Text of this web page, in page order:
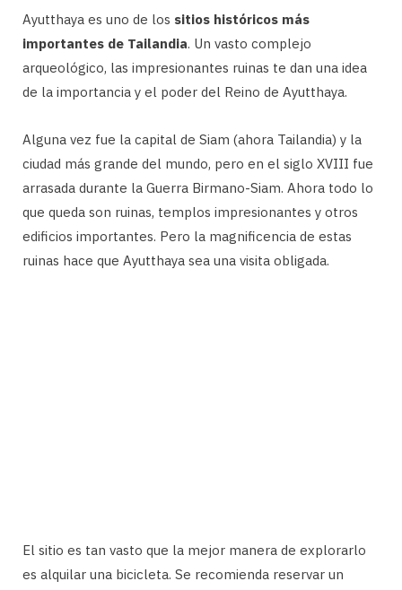
Ayutthaya es uno de los sitios históricos más
importantes de Tailandia. Un vasto complejo
arqueológico, las impresionantes ruinas te dan una idea
de la importancia y el poder del Reino de Ayutthaya.
Alguna vez fue la capital de Siam (ahora Tailandia) y la
ciudad más grande del mundo, pero en el siglo XVIII fue
arrasada durante la Guerra Birmano-Siam. Ahora todo lo
que queda son ruinas, templos impresionantes y otros
edificios importantes. Pero la magnificencia de estas
ruinas hace que Ayutthaya sea una visita obligada.
El sitio es tan vasto que la mejor manera de explorarlo
es alquilar una bicicleta. Se recomienda reservar un